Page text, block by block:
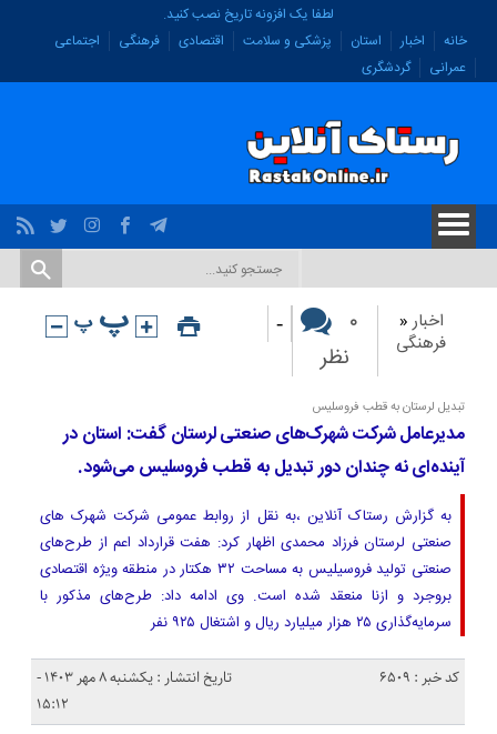
لطفا یک افزونه تاریخ نصب کنید.
خانه
اخبار استان پزشکی و سلامت اقتصادی فرهنگی
اجتماعی
عمرانی
گردشگری
اخبار«
فرهنگی
۰
نظر
-
تبدیل لرستان به قطب فروسلیس
مدیرعامل شرکت شهرک‌های صنعتی لرستان گفت: استان در
آینده‌ای نه چندان دور تبدیل به قطب فروسلیس می‌شود.
به گزارش رستاک آنلاین ،به نقل از روابط عمومی شرکت شهرک های
صنعتی لرستان فرزاد محمدی اظهار کرد: هفت قرارداد اعم از طرح‌های
صنعتی تولید فروسیلیس به مساحت ۳۲ هکتار در منطقه ویژه اقتصادی
بروجرد و ازنا منعقد شده است. وی ادامه داد: طرح‌های مذکور با
سرمایه‌گذاری ۲۵ هزار میلیارد ریال و اشتغال ۹۲۵ نفر
کد خبر : 6509
تاریخ انتشار : یکشنبه ۸ مهر ۱۴۰۳ -
۱۵:۱۲